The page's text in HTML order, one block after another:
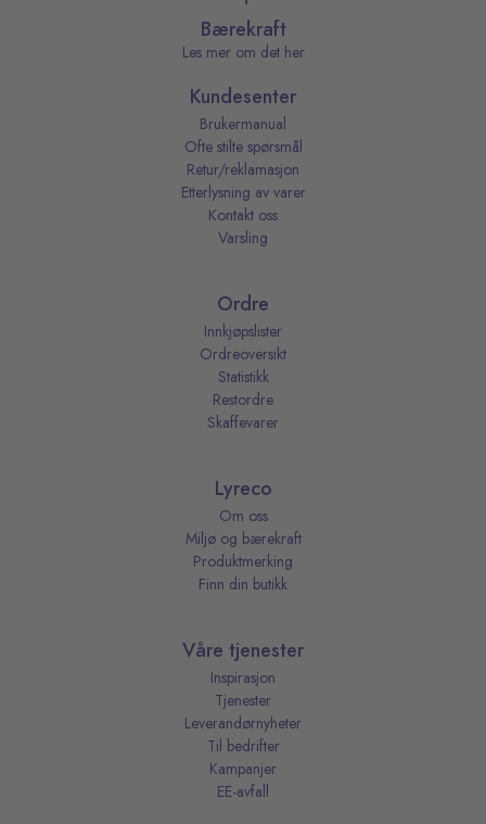
Bærekraft
Les mer om det her
Kundesenter
Brukermanual
Ofte stilte spørsmål
Retur/reklamasjon
Etterlysning av varer
Kontakt oss
Varsling
Ordre
Innkjøpslister
Ordreoversikt
Statistikk
Restordre
Skaffevarer
Lyreco
Om oss
Miljø og bærekraft
Produktmerking
Finn din butikk
Våre tjenester
Inspirasjon
Tjenester
Leverandørnyheter
Til bedrifter
Kampanjer
EE-avfall